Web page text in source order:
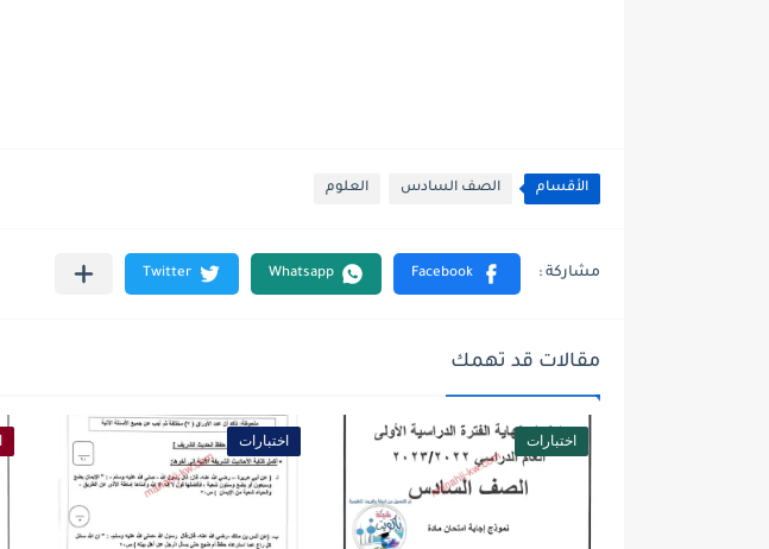
الأقسام الصف السادس العلوم
مقالات قد تهمك
اختبارات اختبارات